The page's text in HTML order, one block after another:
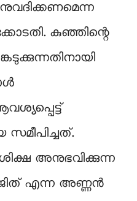
കുഞ്ഞിന്റെ
അനുഭവിക്കുന്ന
എന്ന അണ്ണൻ